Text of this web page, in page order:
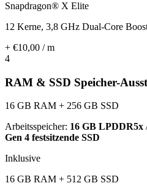
Snapdragon® X Elite
12 Kerne, 3,8 GHz Dual-Core
+ €10,00 / m
4
RAM & SSD Speicher-
16 GB RAM + 256 GB SSD
Arbeitsspeicher: 16 GB LPDDR5x
Gen 4 festsitzende SSD
Inklusive
16 GB RAM + 512 GB SSD